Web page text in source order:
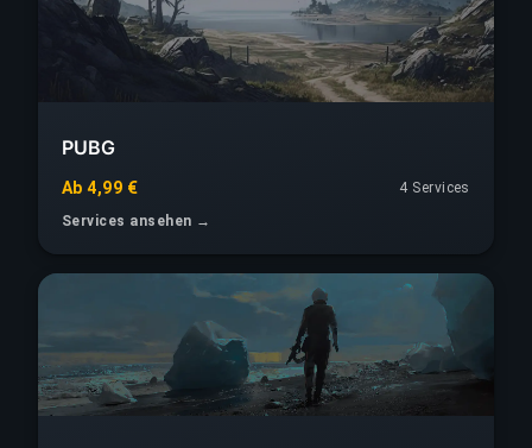
PUBG
Ab 4,99 €
4 Services
Services ansehen →